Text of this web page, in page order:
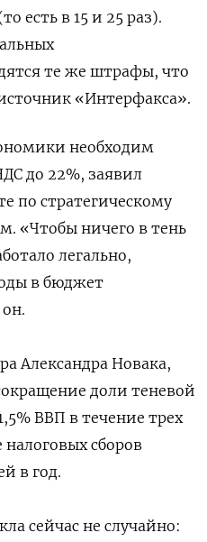
есть в 15 и 25 раз).
те же штрафы, что
«Интерфакса».
необходим
до 22%, заявил
по стратегическому
«Чтобы ничего в тень
легально,
в бюджет
Александра Новака,
доли теневой
ВВП в течение трех
сборов
в год.
сейчас не случайно: